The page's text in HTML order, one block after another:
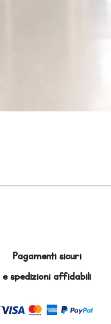
Pagamenti sicuri
espedizioni affidabili